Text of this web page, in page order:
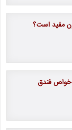
مفید است؟